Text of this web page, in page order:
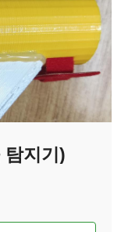
탐지기)